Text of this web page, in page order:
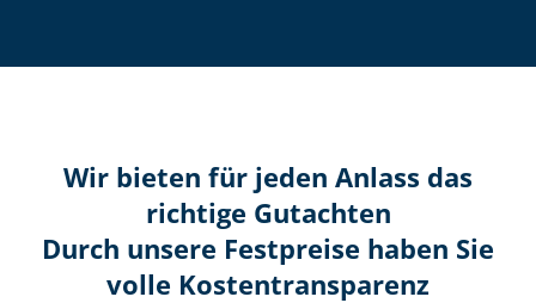
Wir bieten für jeden Anlass das
richtige Gutachten
Durch unsere Festpreise haben Sie
volle Kosten­transparenz